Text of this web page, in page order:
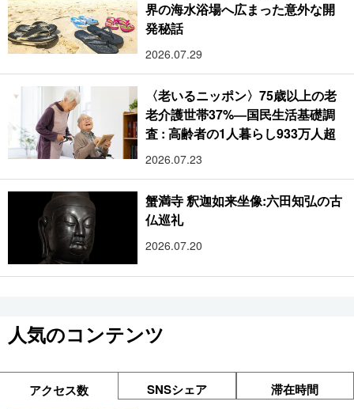
界の海水浴場へ広まった意外な開
発秘話
2026.07.29
〈老いるニッポン〉75歳以上の老
老介護世帯37%―国民生活基礎調
査 : 高齢者の1人暮らし933万人超
2026.07.23
蟹満寺 釈迦如来坐像:六田知弘の古
仏巡礼
2026.07.20
人気のコンテンツ
アクセス数 SNSシェア 滞在時間